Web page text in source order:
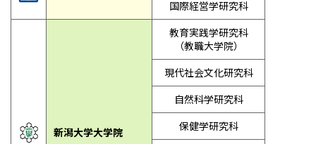
国際経営学研究科
新潟大学大学院
教育実践学研究科
（教職大学院）
現代社会文化研究科
自然科学研究科
保健学研究科